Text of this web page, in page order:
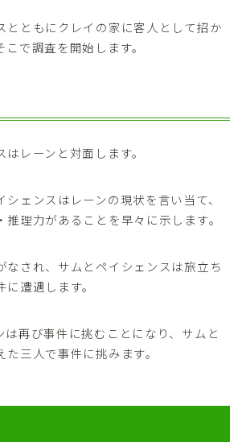
とともにクレイの家に客人として招か
で調査を開始します。
レーンと対面します。
ェンスはレーンの現状を言い当て、
理力があることを早々に示します。
なされ、サムとペイシェンスは旅立ち
遭遇します。
は再び事件に挑むことになり、サムと
三人で事件に挑みます。